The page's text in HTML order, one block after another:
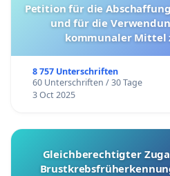
Petition für die Abschaffung der Tötungsstationen
und für die
kommunaler Mittel
8 757 Unterschriften
60 Unterschriften / 30 Tage
3 Oct 2025
Gleichberechtigter